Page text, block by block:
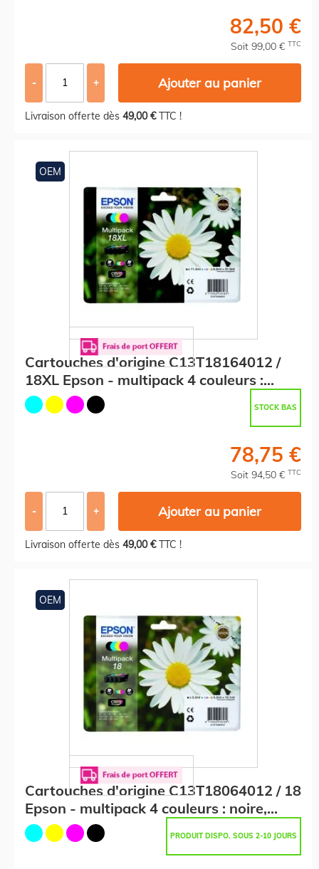
82,50 €
Soit 99,00 € TTC
- + Ajouter au panier
Livraison offerte dès 49,00 €TTC !
OEM
Cartouches d'origine C13T18164012 /
18XL Epson - multipack 4 couleurs :
noire, cyan, magenta, jaune
STOCK BAS
78,75 €
Soit 94,50 € TTC
- + Ajouter au panier
Livraison offerte dès 49,00 €TTC !
OEM
Cartouches d'origine C13T18064012 / 18
Epson - multipack 4 couleurs : noire,
cyan, magenta, jaune
PRODUIT DISPO. SOUS 2-10 JOURS